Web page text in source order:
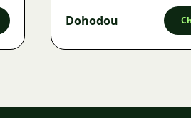
Dohodou